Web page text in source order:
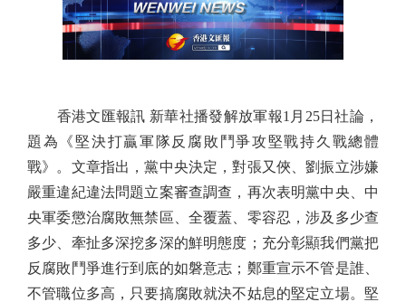
香港文匯報訊 新華社播發解放軍報1月25日社論，
題為《堅決打贏軍隊反腐敗鬥爭攻堅戰持久戰總體
戰》。文章指出，黨中央決定，對張又俠、劉振立涉嫌
嚴重違紀違法問題立案審查調查，再次表明黨中央、中
央軍委懲治腐敗無禁區、全覆蓋、零容忍，涉及多少查
多少、牽扯多深挖多深的鮮明態度；充分彰顯我們黨把
反腐敗鬥爭進行到底的如磐意志；鄭重宣示不管是誰、
不管職位多高，只要搞腐敗就決不姑息的堅定立場。堅